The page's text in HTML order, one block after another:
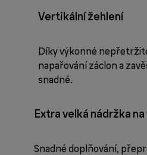
Vertikální žehlení
Díky výkonné
napařování záclon a
snadné.
Extra velká nádržka
Snadné doplňování,